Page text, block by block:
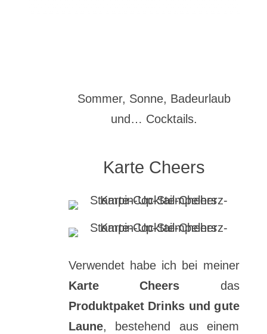
Sommer, Sonne, Badeurlaub
und… Cocktails.
Karte Cheers
Verwendet habe ich bei meiner
Karte Cheers das
Produktpaket Drinks und gute
Laune, bestehend aus einem